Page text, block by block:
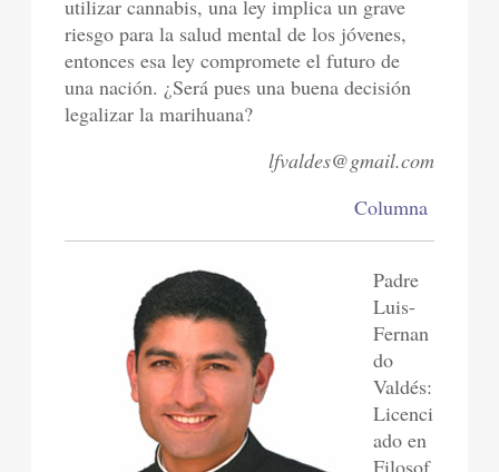
utilizar cannabis, una ley implica un grave
riesgo para la salud mental de los jóvenes,
entonces esa ley compromete el futuro de
una nación. ¿Será pues una buena decisión
legalizar la marihuana?
lfvaldes@gmail.com
Columna
Padre
Luis-
Fernan
do
Valdés:
Licenci
ado en
Filosof